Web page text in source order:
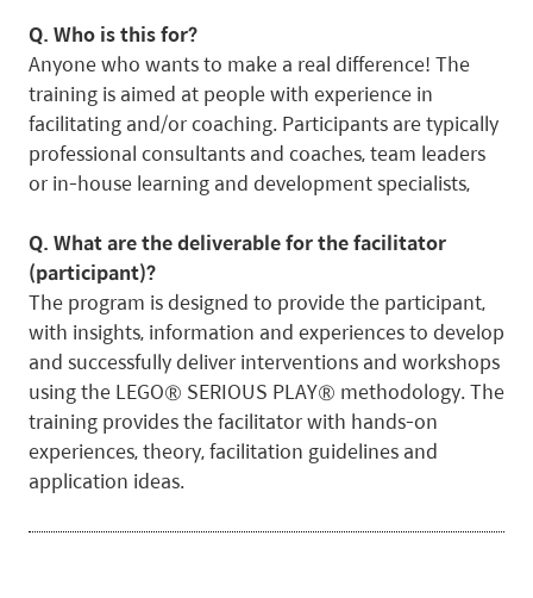
Q. Who is this for?
Anyone who wants to make a real difference! The
training is aimed at people with experience in
facilitating and/or coaching. Participants are typically
professional consultants and coaches, team leaders
or in-house learning and development specialists,
Q. What are the deliverable for the facilitator
(participant)?
The program is designed to provide the participant,
with insights, information and experiences to develop
and successfully deliver interventions and workshops
using the LEGO® SERIOUS PLAY® methodology. The
training provides the facilitator with hands-on
experiences, theory, facilitation guidelines and
application ideas.